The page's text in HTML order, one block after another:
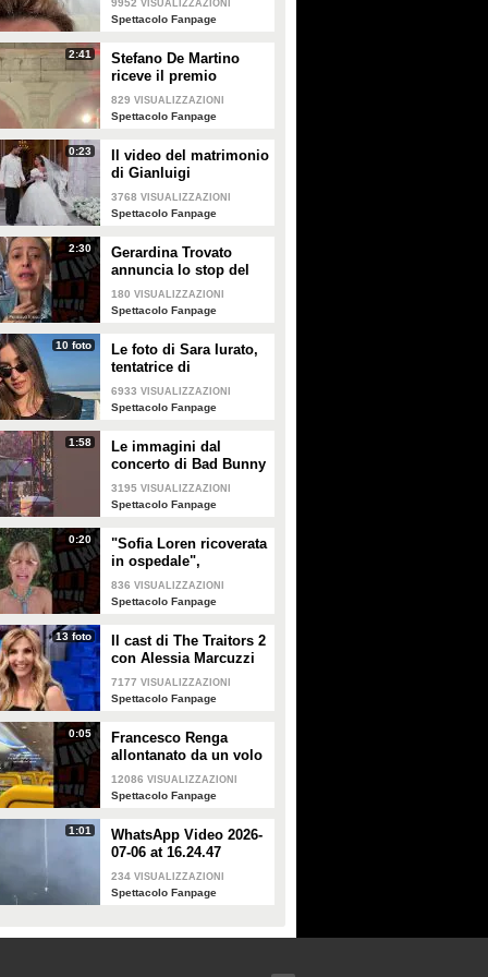
creme solari
9952 VISUALIZZAZIONI
Spettacolo Fanpage
2:41
Stefano De Martino
riceve il premio
intitolato al padre
Enrico
829 VISUALIZZAZIONI
Spettacolo Fanpage
0:23
Il video del matrimonio
di Gianluigi
Donnarumma e Alessia
Elefante
3768 VISUALIZZAZIONI
Spettacolo Fanpage
2:30
Gerardina Trovato
annuncia lo stop del
tour per problemi di
salute
180 VISUALIZZAZIONI
Spettacolo Fanpage
10 foto
Le foto di Sara Iurato,
tentatrice di
Temptation Island 2026
6933 VISUALIZZAZIONI
Spettacolo Fanpage
1:58
Le immagini dal
concerto di Bad Bunny
a Milano
3195 VISUALIZZAZIONI
Spettacolo Fanpage
0:20
"Sofia Loren ricoverata
in ospedale",
Alessandra Mussolini
smentisce: "È serena e
836 VISUALIZZAZIONI
Spettacolo Fanpage
13 foto
Il cast di The Traitors 2
con Alessia Marcuzzi
7177 VISUALIZZAZIONI
Spettacolo Fanpage
0:05
Francesco Renga
allontanato da un volo
Ryanair dopo una
discussione con gli
12086 VISUALIZZAZIONI
Spettacolo Fanpage
1:01
WhatsApp Video 2026-
07-06 at 16.24.47
234 VISUALIZZAZIONI
Spettacolo Fanpage